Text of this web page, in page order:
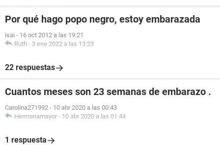
Por qué hago popo negro, estoy embarazada
isai - 16 oct 2012 a las 19:21
Ruth - 3 ene 2022 a las 13:23
22 respuestas
Cuantos meses son 23 semanas de embarazo .
Carolina271992 - 10 abr 2020 a las 00:43
Hermanamayor - 10 abr 2020 a las 01:44
1 respuesta